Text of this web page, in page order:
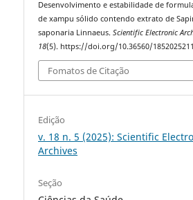
Desenvolvimento e estabilidade de
de xampu sólido contendo extrato de
saponaria Linnaeus.Scientific Electronic
18(5). https://doi.org/10.36560/
Fomatos de Citação
Edição
v. 18 n. 5 (2025): Scientific
Archives
Seção